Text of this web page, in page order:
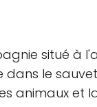
situé à
dans le
animaux et